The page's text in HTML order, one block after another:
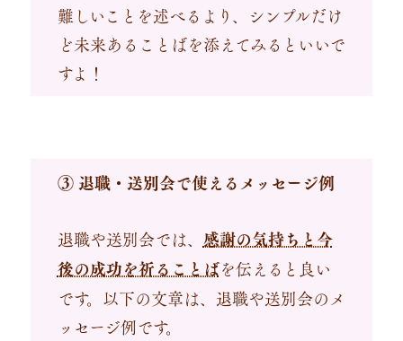
難しいことを述べるより、シンプルだけ
ど未来あることばを添えてみるといいで
すよ！
③ 退職・送別会で使えるメッセージ例
退職や送別会では、 感謝の気持ちと今
後の成功を祈ることばを伝えると良い
です。以下の文章は、退職や送別会のメ
ッセージ例です。